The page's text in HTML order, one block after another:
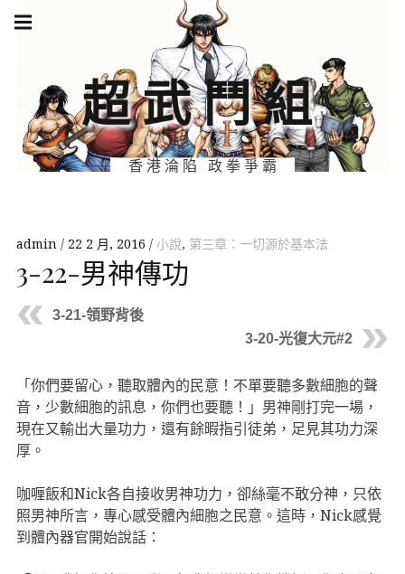
Skip
超武鬥組
香港淪陷 政拳爭霸
navigation
admin 22 2 月, 2016 小說, 第三章：一切源於基本法
3-22-男神傳功
3-21-領野背後
3-20-光復大元#2
「你們要留心，聽取體內的民意！不單要聽多數細胞的聲
音，少數細胞的訊息，你們也要聽！」男神剛打完一場，
現在又輸出大量功力，還有餘暇指引徒弟，足見其功力深
厚。
咖喱飯和Nick各自接收男神功力，卻絲毫不敢分神，只依
照男神所言，專心感受體內細胞之民意。這時，Nick感覺
到體內器官開始說話：